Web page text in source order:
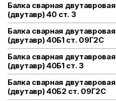
Балка сварная двутавровая
(двутавр) 40 ст. 3
Балка сварная двутавровая
(двутавр) 40Б1 ст. 09Г2С
Балка сварная двутавровая
(двутавр) 40Б1 ст. 3
Балка сварная двутавровая
(двутавр) 40Б2 ст. 09Г2С